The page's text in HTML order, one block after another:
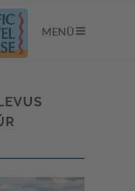
MENÜ